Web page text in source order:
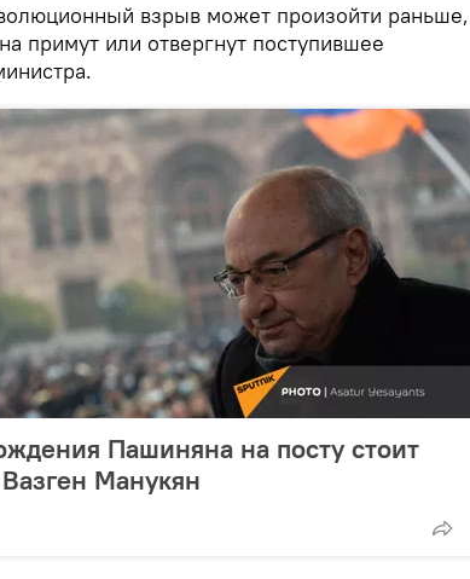
взрыв может произойти раньше,
примут или отвергнут поступившее
Пашиняна на посту стоит
Манукян